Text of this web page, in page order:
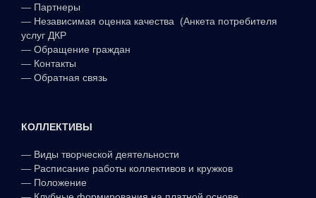
— Партнеры
— Независимая оценка качества (Анкета потребителя
услуг ДКР
— Обращение граждан
— Контакты
— Обратная связь
КОЛЛЕКТИВЫ
— Виды творческой деятельности
— Расписание работы коллективов и кружков
— Положение